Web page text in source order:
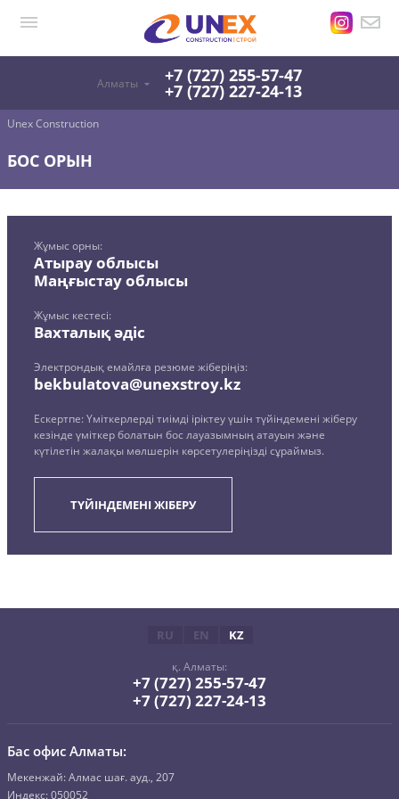
Алматы +7 (727) 255-57-47
+7 (727) 227-24-13
Unex Construction
БОС ОРЫН
Жұмыс орны:
Атырау облысы
Маңғыстау облысы
Жұмыс кестесі:
Вахталық әдіс
Электрондық емайлға резюме жіберіңіз:
bekbulatova@unexstroy.kz
Ескертпе: Үміткерлерді тиімді іріктеу үшін түйіндемені жіберу
кезінде үміткер болатын бос лауазымның атауын және
күтілетін жалақы мөлшерін көрсетулеріңізді сұраймыз.
ТҮЙІНДЕМЕНІ ЖІБЕРУ
RU EN KZ
қ. Алматы:
+7 (727) 255-57-47
+7 (727) 227-24-13
Бас офис Алматы:
Mекенжай: Алмас шағ. ауд., 207
Индекс: 050052